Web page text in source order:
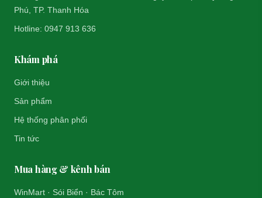
Phú, TP. Thanh Hóa
Hotline: 0947 913 636
Khám phá
Giới thiệu
Sản phẩm
Hệ thống phân phối
Tin tức
Mua hàng & kênh bán
WinMart · Sói Biển · Bác Tôm